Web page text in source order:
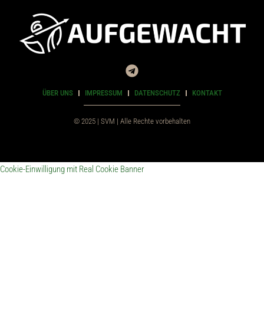
ÜBER UNS IMPRESSUM DATENSCHUTZ KONTAKT
© 2025 | SVM | Alle Rechte vorbehalten
Cookie-Einwilligung mit Real Cookie Banner